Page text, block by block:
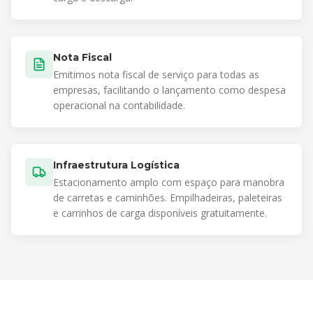
Nota Fiscal
Emitimos nota fiscal de serviço para todas as
empresas, facilitando o lançamento como despesa
operacional na contabilidade.
Infraestrutura Logística
Estacionamento amplo com espaço para manobra
de carretas e caminhões. Empilhadeiras, paleteiras
e carrinhos de carga disponíveis gratuitamente.